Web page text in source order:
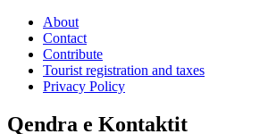
About
Contact
Contribute
Tourist registration and taxes
Privacy Policy
Qendra e Kontaktit